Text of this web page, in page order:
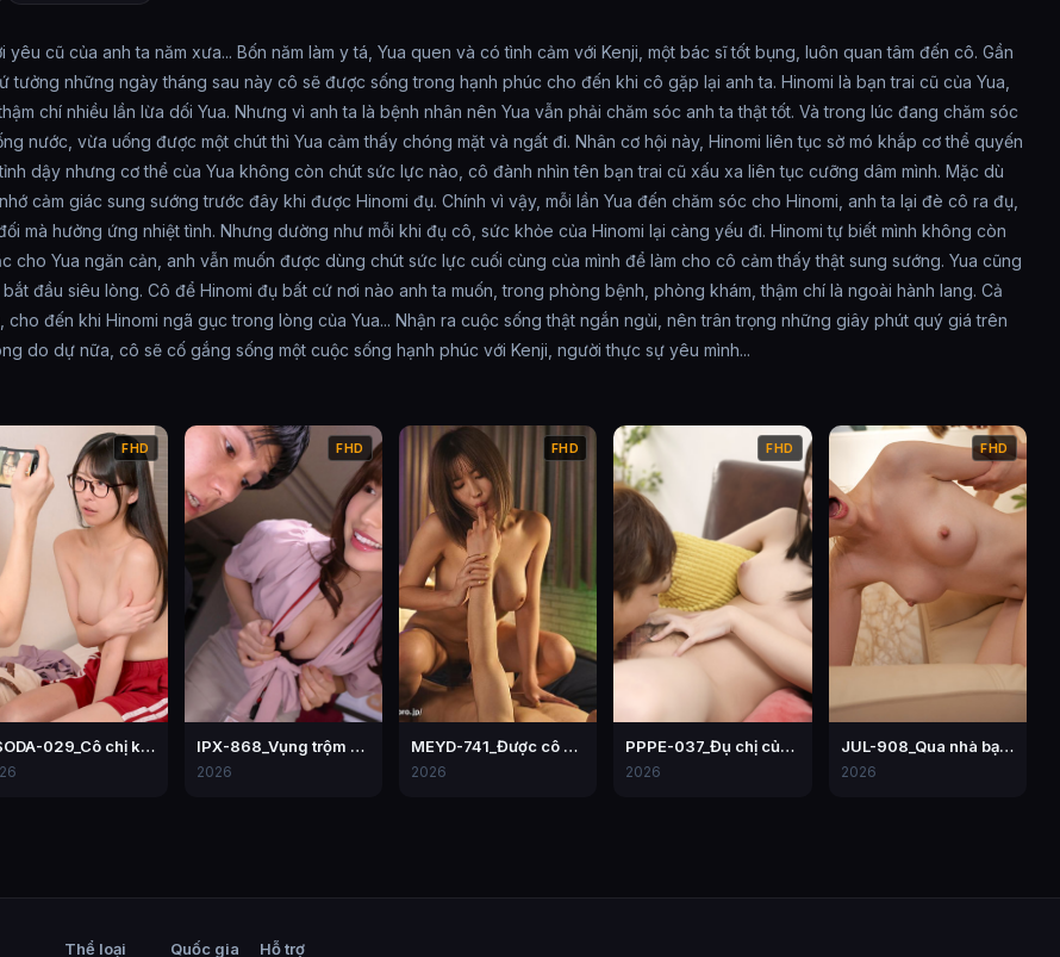
cũ của anh ta năm xưa... Bốn năm làm y tá, Yua quen và có tình cảm với Kenji, một bác sĩ tốt bụng, luôn quan tâm đến cô. Gần
tưởng những ngày tháng sau này cô sẽ được sống trong hạnh phúc cho đến khi cô gặp lại anh ta. Hinomi là bạn trai cũ của Yua,
chí nhiều lần lừa dối Yua. Nhưng vì anh ta là bệnh nhân nên Yua vẫn phải chăm sóc anh ta thật tốt. Và trong lúc đang chăm sóc
nước, vừa uống được một chút thì Yua cảm thấy chóng mặt và ngất đi. Nhân cơ hội này, Hinomi liên tục sờ mó khắp cơ thể quyến
dậy nhưng cơ thể của Yua không còn chút sức lực nào, cô đành nhìn tên bạn trai cũ xấu xa liên tục cưỡng dâm mình. Mặc dù
cảm giác sung sướng trước đây khi được Hinomi đụ. Chính vì vậy, mỗi lần Yua đến chăm sóc cho Hinomi, anh ta lại đè cô ra đụ,
mà hưởng ứng nhiệt tình. Nhưng dường như mỗi khi đụ cô, sức khỏe của Hinomi lại càng yếu đi. Hinomi tự biết mình không còn
cho Yua ngăn cản, anh vẫn muốn được dùng chút sức lực cuối cùng của mình để làm cho cô cảm thấy thật sung sướng. Yua cũng
đầu siêu lòng. Cô để Hinomi đụ bất cứ nơi nào anh ta muốn, trong phòng bệnh, phòng khám, thậm chí là ngoài hành lang. Cả
cho đến khi Hinomi ngã gục trong lòng của Yua... Nhận ra cuộc sống thật ngắn ngủi, nên trân trọng những giây phút quý giá trên
do dự nữa, cô sẽ cố gắng sống một cuộc sống hạnh phúc với Kenji, người thực sự yêu mình...
FHD
HSODA-029_Cô chị kế đã ngồi lên mặt của tôi như thế này Mori Hinako
FHD
IPX-868_Vụng trộm nơi công sở – Momo Sakura
2026
FHD
MEYD-741_Được cô đồng nghiệp bú cu mỗi ngày vì chồng lạnh nhạt
2026
FHD
PPPE-037_Đụ chị của người yêu – Hiyori Yoshioka
2026
FHD
JUL-908_Qua nhà bạn thân chơi, thanh niên chơi mẹ của bạn
2026
Thể loại Quốc gia Hỗ trợ